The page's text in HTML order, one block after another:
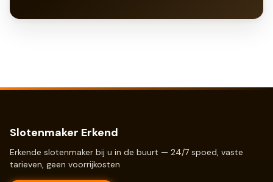
Slotenmaker Erkend
Erkende slotenmaker bij u in de buurt — 24/7 spoed, vaste
tarieven, geen voorrijkosten